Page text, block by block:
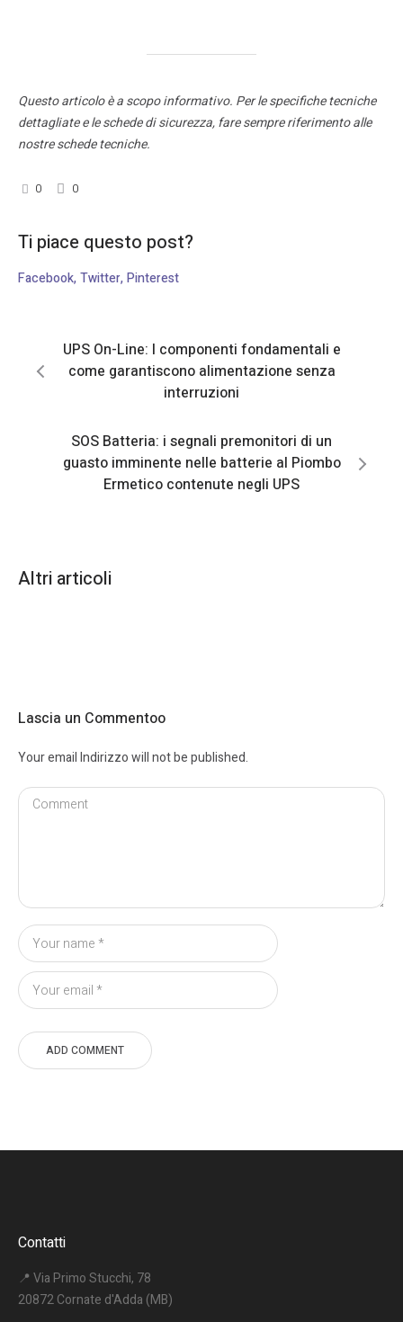
Questo articolo è a scopo informativo. Per le specifiche tecniche
dettagliate e le schede di sicurezza, fare sempre riferimento alle
nostre schede tecniche.
0 0
Ti piace questo post?
Facebook Twitter Pinterest
UPS On-Line: I componenti fondamentali e
come garantiscono alimentazione senza
interruzioni
SOS Batteria: i segnali premonitori di un
guasto imminente nelle batterie al Piombo
Ermetico contenute negli UPS
Altri articoli
Lascia un Commentoo
Your email Indirizzo will not be published.
Contatti
📍 Via Primo Stucchi, 78
20872 Cornate d'Adda (MB)